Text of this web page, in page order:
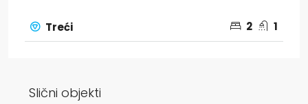
Treći 2 1
Slični objekti